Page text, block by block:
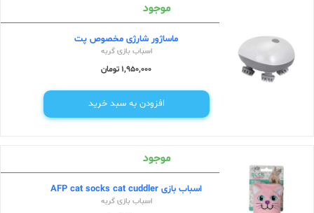
موجود
ماساژور شارژی مخصوص پت
اسباب بازی گربه
1,950,000 تومان
افزودن به سبد خرید
موجود
اسباب بازی AFP cat socks cat cuddler
اسباب بازی گربه